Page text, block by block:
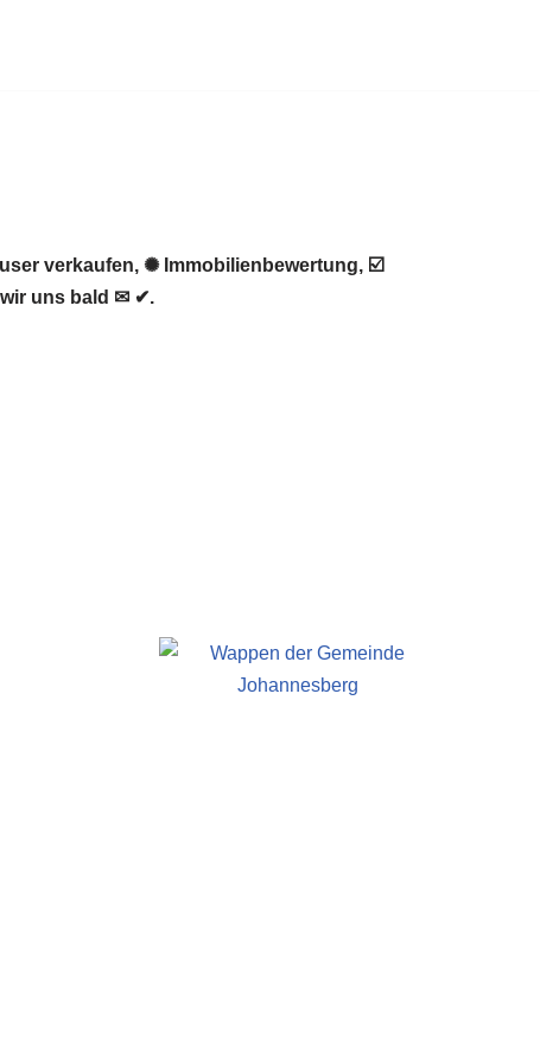
verkaufen, ✺ Immobilienbewertung, ☑️
uns bald ✉ ✔.